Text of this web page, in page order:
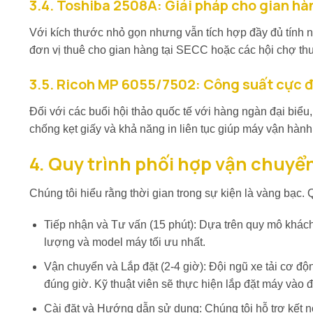
3.4. Toshiba 2508A: Giải pháp cho gian
Với kích thước nhỏ gọn nhưng vẫn tích hợp đầy đủ tính
đơn vị thuê cho gian hàng tại SECC hoặc các hội chợ
3.5. Ricoh MP 6055/7502: Công suất cực
Đối với các buổi hội thảo quốc tế với hàng ngàn đại
chống kẹt giấy và khả năng in liên tục giúp máy vận
4. Quy trình phối hợp vận
Chúng tôi hiểu rằng thời gian trong sự kiện là vàng
Tiếp nhận và Tư vấn (15 phút): Dựa trên quy mô
lượng và model máy tối ưu nhất.
Vận chuyển và Lắp đặt (2-4 giờ): Đội ngũ xe tải cơ
đúng giờ. Kỹ thuật viên sẽ thực hiện lắp đặt máy vào
Cài đặt và Hướng dẫn sử dụng: Chúng tôi hỗ trợ kết